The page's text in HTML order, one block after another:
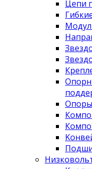
Цепи
Опоры